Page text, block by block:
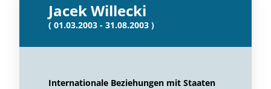
Jacek Willecki
( 01.03.2003 - 31.08.2003 )
Internationale Beziehungen mit Staaten